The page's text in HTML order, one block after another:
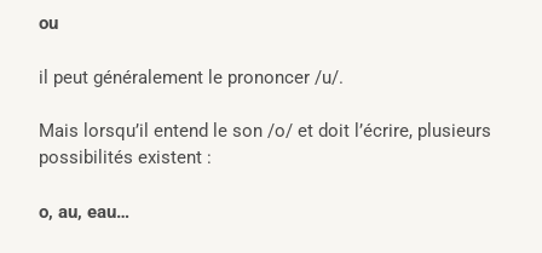
ou
il peut généralement le prononcer /u/.
Mais lorsqu’il entend le son /o/ et doit l’écrire, plusieurs
possibilités existent :
o, au, eau…